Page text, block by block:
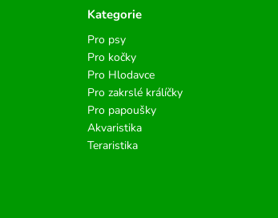
Kategorie
Pro psy
Pro kočky
Pro Hlodavce
Pro zakrslé králíčky
Pro papoušky
Akvaristika
Teraristika